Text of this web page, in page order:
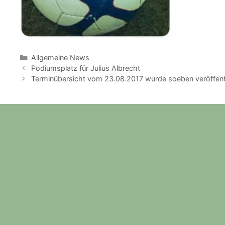
Kategorien
Allgemeine News
Podiumsplatz für Julius Albrecht
Terminübersicht vom 23.08.2017 wurde soeben